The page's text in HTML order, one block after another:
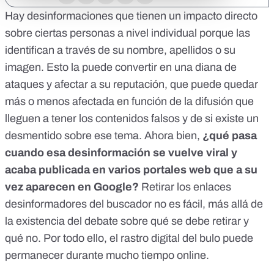
Hay desinformaciones que tienen un impacto directo
sobre ciertas personas a nivel individual porque las
identifican a través de su nombre, apellidos o su
imagen. Esto la puede convertir en una diana de
ataques y afectar a su reputación, que puede quedar
más o menos afectada en función de la difusión que
lleguen a tener los contenidos falsos y de si existe un
desmentido sobre ese tema. Ahora bien, ¿qué pasa
cuando esa desinformación se vuelve viral y
acaba publicada en varios portales web que a su
vez aparecen en Google? Retirar los enlaces
desinformadores del buscador no es fácil, más allá de
la existencia del debate sobre qué se debe retirar y
qué no. Por todo ello, el rastro digital del bulo puede
permanecer durante mucho tiempo online.